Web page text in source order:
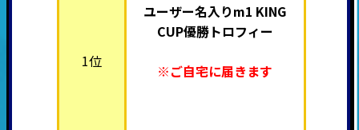
1位
ユーザー名入りm1 KING
CUP優勝トロフィー
※ご自宅に届きます